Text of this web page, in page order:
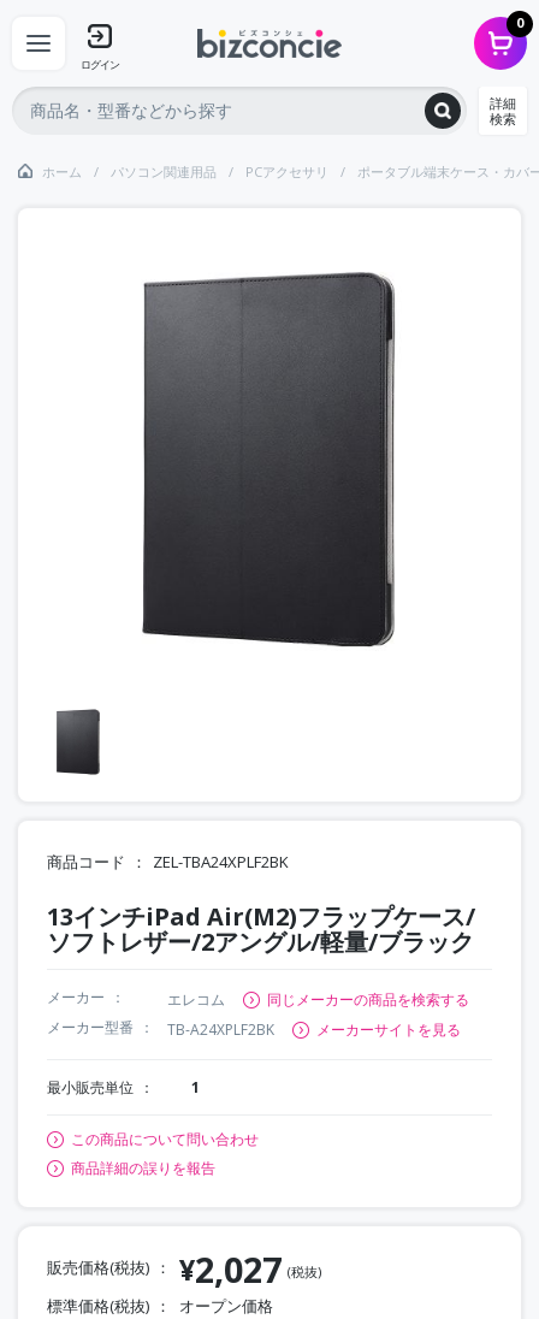
ログイン
0
詳細
検索
ホーム パソコン関連用品 PCアクセサリ ポータブル端末ケース・カバ
商品コード ZEL-TBA24XPLF2BK
13インチiPad Air(M2)フラップケース/
ソフトレザー/2アングル/軽量/ブラック
メーカー エレコム
同じメーカーの商品を検索する
メーカー型番
TB-A24XPLF2BK メーカーサイトを見る
最小販売単位 1
この商品について問い合わせ
商品詳細の誤りを報告
販売価格(税抜) ¥2,027 (税抜)
標準価格(税抜) オープン価格